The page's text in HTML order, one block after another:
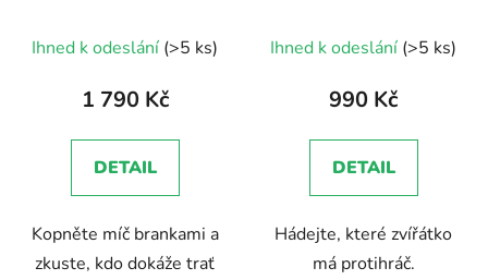
hodnocení
produktu
5,0
z
hvězdiček.
Ihned k odeslání (>5 ks)
1 790 Kč
DETAIL
Kopněte míč brankami a
zkuste, kdo dokáže trať
Ihned k odeslání (>5 ks)
990 Kč
DETAIL
Hádejte, které zvířátko
má protihráč.